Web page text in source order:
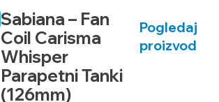
Sabiana – Fan
Coil Carisma
Whisper
Parapetni Tanki
(126mm)
Pogledaj
proizvod